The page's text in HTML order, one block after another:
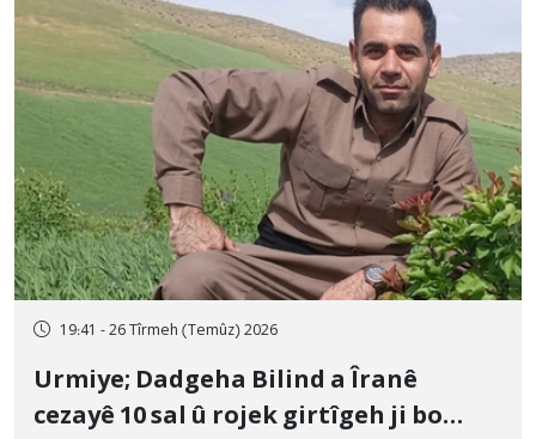
19:41 - 26 Tîrmeh (Temûz) 2026
Urmiye; Dadgeha Bilind a Îranê
cezayê 10 sal û rojek girtîgeh ji bo